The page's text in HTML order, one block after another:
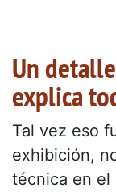
Un
explica
Tal vez eso
exhibición,
técnica en el